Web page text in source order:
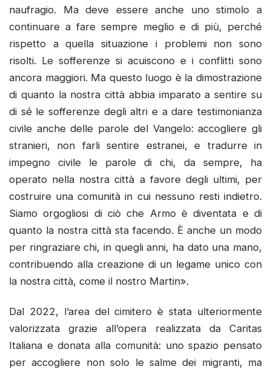
naufragio. Ma deve essere anche uno stimolo a
continuare a fare sempre meglio e di più, perché
rispetto a quella situazione i problemi non sono
risolti. Le sofferenze si acuiscono e i conflitti sono
ancora maggiori. Ma questo luogo è la dimostrazione
di quanto la nostra città abbia imparato a sentire su
di sé le sofferenze degli altri e a dare testimonianza
civile anche delle parole del Vangelo: accogliere gli
stranieri, non farli sentire estranei, e tradurre in
impegno civile le parole di chi, da sempre, ha
operato nella nostra città a favore degli ultimi, per
costruire una comunità in cui nessuno resti indietro.
Siamo orgogliosi di ciò che Armo è diventata e di
quanto la nostra città sta facendo. È anche un modo
per ringraziare chi, in quegli anni, ha dato una mano,
contribuendo alla creazione di un legame unico con
la nostra città, come il nostro Martin».
Dal 2022, l’area del cimitero è stata ulteriormente
valorizzata grazie all’opera realizzata da Caritas
Italiana e donata alla comunità: uno spazio pensato
per accogliere non solo le salme dei migranti, ma